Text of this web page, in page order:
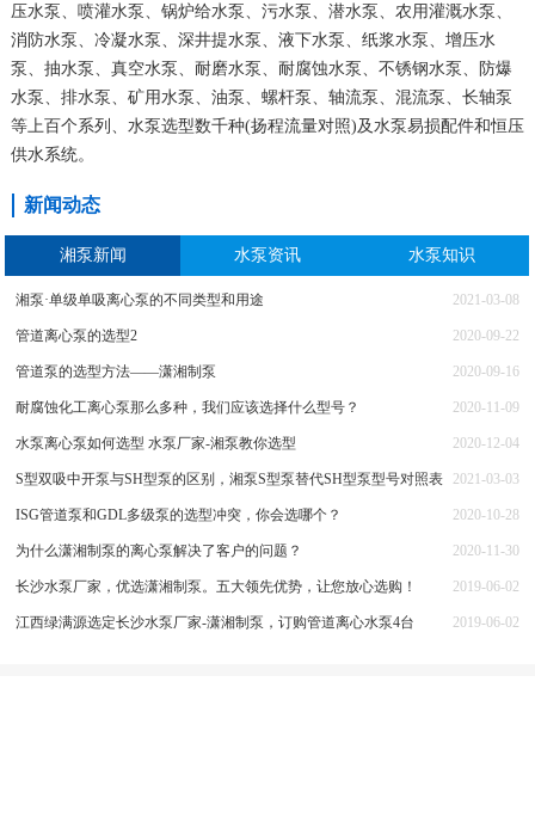
压水泵、喷灌水泵、锅炉给水泵、污水泵、潜水泵、农用灌溉水泵、
消防水泵、冷凝水泵、深井提水泵、液下水泵、纸浆水泵、增压水
泵、抽水泵、真空水泵、耐磨水泵、耐腐蚀水泵、不锈钢水泵、防爆
水泵、排水泵、矿用水泵、油泵、螺杆泵、轴流泵、混流泵、长轴泵
等上百个系列、水泵选型数千种(扬程流量对照)及水泵易损配件和恒压
供水系统。
新闻动态
湘泵新闻 水泵资讯 水泵知识
湘泵·单级单吸离心泵的不同类型和用途 2021-03-08
管道离心泵的选型2 2020-09-22
管道泵的选型方法——潇湘制泵 2020-09-16
耐腐蚀化工离心泵那么多种，我们应该选择什么型号？ 2020-11-09
水泵离心泵如何选型 水泵厂家-湘泵教你选型 2020-12-04
S型双吸中开泵与SH型泵的区别，湘泵S型泵替代SH型泵型号对照表 2021-03-03
ISG管道泵和GDL多级泵的选型冲突，你会选哪个？ 2020-10-28
为什么潇湘制泵的离心泵解决了客户的问题？ 2020-11-30
长沙水泵厂家，优选潇湘制泵。五大领先优势，让您放心选购！ 2019-06-02
江西绿满源选定长沙水泵厂家-潇湘制泵，订购管道离心水泵4台 2019-06-02